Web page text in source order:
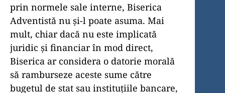
prin normele sale interne, Biserica
Adventistă nu și-l poate asuma. Mai
mult, chiar dacă nu este implicată
juridic și financiar în mod direct,
Biserica ar considera o datorie morală
să ramburseze aceste sume către
bugetul de stat sau instituțiile bancare,